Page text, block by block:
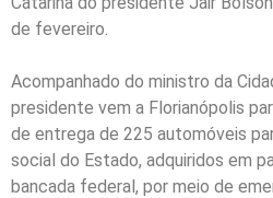
de fevereiro.
Acompanhado do ministro da
presidente vem a Florianópolis
de entrega de 225 automóveis
social do Estado, adquiridos em
bancada federal, por meio de